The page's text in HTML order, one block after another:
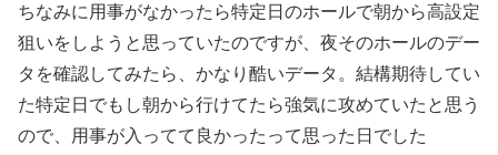
ちなみに用事がなかったら特定日のホールで朝から高設定
狙いをしようと思っていたのですが、夜そのホールのデー
タを確認してみたら、かなり酷いデータ。結構期待してい
た特定日でもし朝から行けてたら強気に攻めていたと思う
ので、用事が入ってて良かったって思った日でした